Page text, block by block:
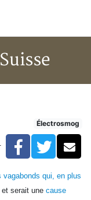
Électrosmog
Facebook
vagabonds qui, en plus
et serait une cause